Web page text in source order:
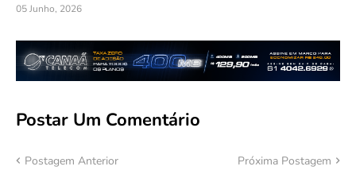
05 Junho, 2026
Postar Um Comentário
Postagem Anterior Próxima Postagem